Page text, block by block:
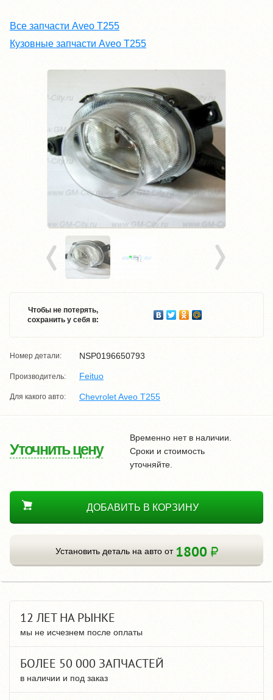
Все запчасти Aveo T255
Кузовные запчасти Aveo T255
Чтобы не потерять,
сохранить у себя в:
Номер детали: NSP0196650793
Производитель: Feituo
Для какого авто: Chevrolet Aveo T255
Уточнить цену
Временно нет в наличии.
Сроки и стоимость
уточняйте.
ДОБАВИТЬ В КОРЗИНУ
Установить деталь на авто от 1800
12 ЛЕТ НА РЫНКЕ
мы не исчезнем после оплаты
БОЛЕЕ 50 000 ЗАПЧАСТЕЙ
в наличии и под заказ